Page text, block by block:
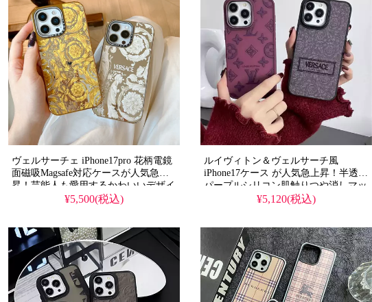
ヴェルサーチェ iPhone17pro 花柄電鏡
面磁吸Magsafe対応ケースが人気急上
昇！芸能人も愛用するかわいいデザイ
ン、耐衝撃＆防水機能で実用性抜群。
iPhone16pro/15promaxケースとしても
おすすめ！
¥5,500(税込)
ルイヴィトン＆ヴェルサーチ風
iPhone17ケース が人気急上昇！半透明
パープルシリコン肌触りつや消しマッ
ト仕上げ耐衝撃デザイン、
ル半透明スタイル、防水機能で実用性
抜群。格安価格で
iPhone16pro/15promaxケースとしても
おすすめの多機能アイテム！流行りの
最先端を行く一品。（透明・半透明ケ
ース
¥5,120(税込)